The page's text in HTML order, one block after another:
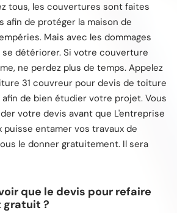
tous, les couvertures sont faites
afin de protéger la maison de
Mais avec les dommages
détériorer. Si votre couverture
ne perdez plus de temps. Appelez
31 couvreur pour devis de toiture
afin de bien étudier votre projet. Vous
votre devis avant que L'entreprise
puisse entamer vos travaux de
le donner gratuitement. Il sera
que le devis pour refaire
?